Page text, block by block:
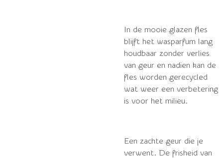
In de mooie glazen fles
blijft het wasparfum lang
houdbaar zonder verlies
van geur en nadien kan de
fles worden gerecycled
wat weer een verbetering
is voor het milieu.
Een zachte geur die je
verwent. De frisheid van